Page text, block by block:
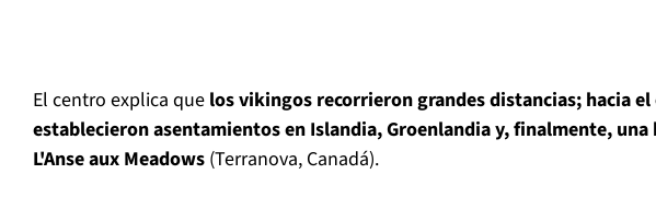
El centro explica que los vikingos recorrieron grandes distancias; hacia el
establecieron asentamientos en Islandia, Groenlandia y, finalmente, una
L'Anse aux Meadows (Terranova, Canadá).